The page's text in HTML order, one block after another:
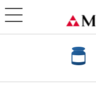
toggle
navigation